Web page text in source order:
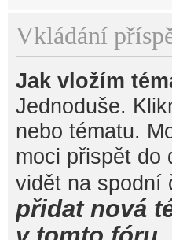
Vkládání
Jak vložím
Jednoduše.
nebo tématu.
moci přispět do
vidět na spodní
přidat nová